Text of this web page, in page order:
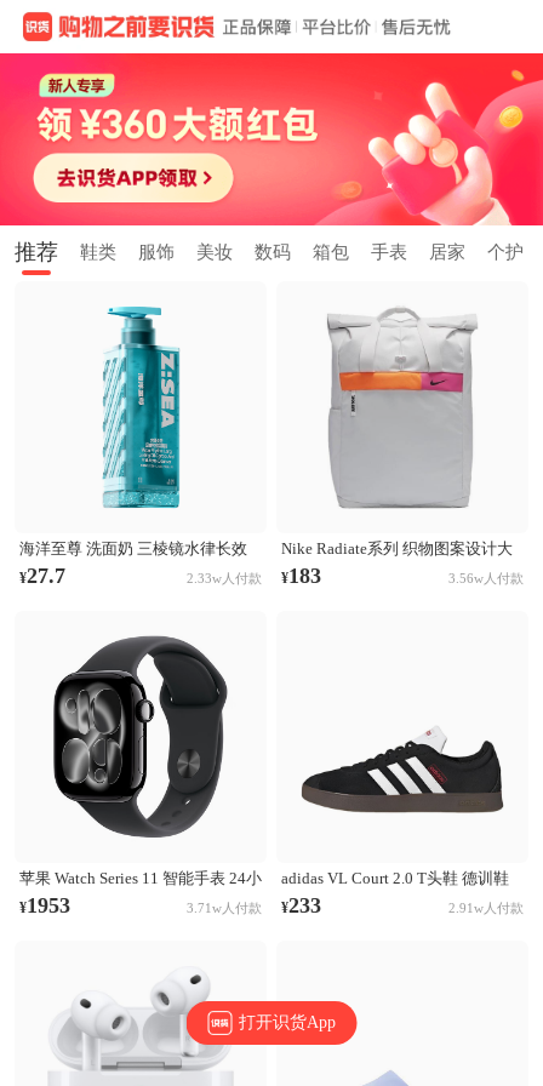
推荐 鞋类 服饰 美妆 数码 箱包 手表 居家 个护
海洋至尊 洗面奶 三棱镜水律长效
控油祛痘洗面奶 清洁黑头毛孔 控
¥27.7 2.33w人付款
Nike Radiate系列 织物图案设计大
容量训练运动双肩包 白彩虹
¥183 3.56w人付款
苹果 Watch Series 11 智能手表 24小
时续航升级 Ion-X玻璃技术 双倍抗
¥1953 3.71w人付款
adidas VL Court 2.0 T头鞋 德训鞋
板鞋 百搭轻便复古防滑耐磨轻运动
¥233 2.91w人付款
打开识货App